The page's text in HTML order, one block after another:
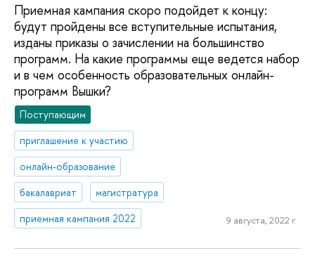
Приемная кампания скоро подойдет к концу:
будут пройдены все вступительные испытания,
изданы приказы о зачислении на большинство
программ. На какие программы еще ведется набор
и в чем особенность образовательных онлайн-
программ Вышки?
Поступающим
приглашение к участию
онлайн-образование
бакалавриат
магистратура
приемная кампания 2022
9 августа, 2022 г.